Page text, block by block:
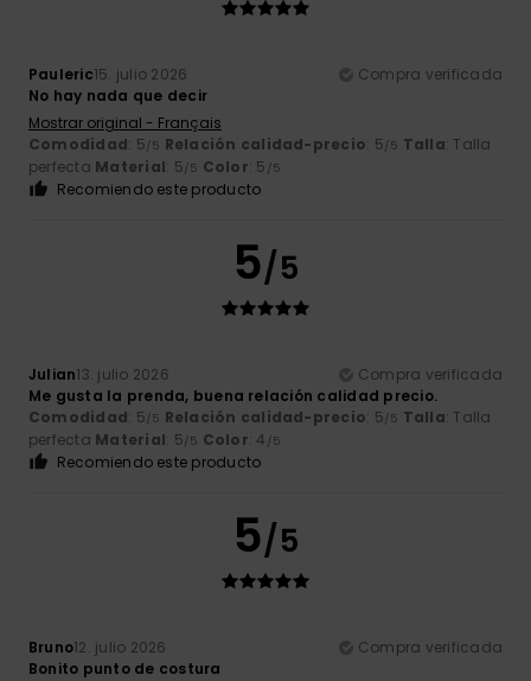
Pauleric15. julio 2026
Compra verificada
No hay nada que decir
Mostrar original - Français
Comodidad: 5/5 Relación calidad-precio: 5/5 Talla: Talla
perfecta Material: 5/5 Color: 5 /5
Recomiendo este producto
5/5
Julian13. julio 2026
Compra verificada
Me gusta la prenda, buena relación calidad precio.
Comodidad: 5/5 Relación calidad-precio: 5/5 Talla: Talla
perfecta Material: 5/5 Color: 4 /5
Recomiendo este producto
5/5
Bruno12. julio 2026
Compra verificada
Bonito punto de costura